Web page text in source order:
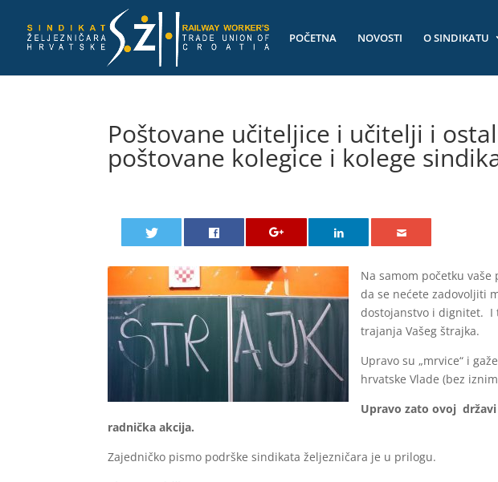
POČETNA NOVOSTI O SINDIKATU
Poštovane učiteljice i učitelji i
poštovane kolegice i kolege
Na samom početku
da se nećete zadovoljiti
dostojanstvo i dignitet. I
trajanja Vašeg štrajka.
Upravo su „mrvice“ i
hrvatske Vlade (bez
Upravo zato ovoj
radnička akcija.
Zajedničko pismo podrške sindikata željezničara je u prilogu.